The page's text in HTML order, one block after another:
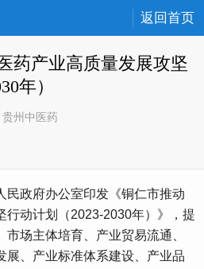
返回首页
药产业高质量发展攻坚
年）
贵州中医药
政府办公室印发《铜仁市推动
行动计划（2023-2030年）》，提
场主体培育、产业贸易流通、
展、产业标准体系建设、产业品